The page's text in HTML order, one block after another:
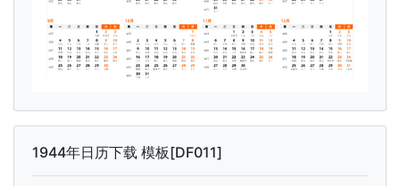
1944年日历下载 模板[DF011]